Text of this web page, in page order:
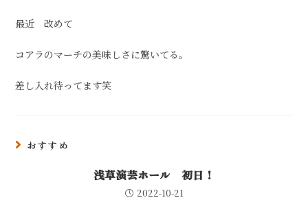
最近 改めて
コアラのマーチの美味しさに驚いてる。
差し入れ待ってます笑
おすすめ
浅草演芸ホール 初日！
2022-10-21